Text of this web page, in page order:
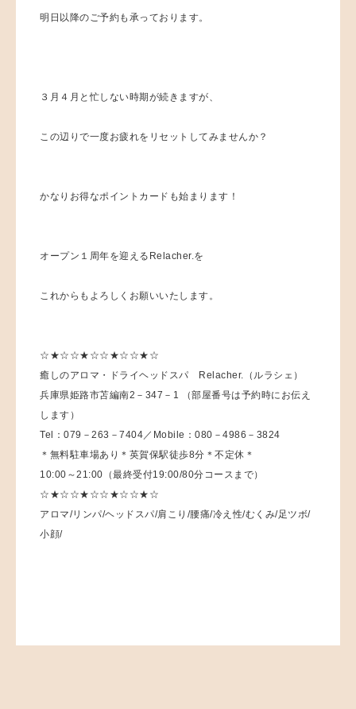
明日以降のご予約も承っております。
３月４月と忙しない時期が続きますが、
この辺りで一度お疲れをリセットしてみませんか？
かなりお得なポイントカードも始まります！
オープン１周年を迎えるRelacher.を
これからもよろしくお願いいたします。
☆★☆☆★☆☆★☆☆★☆
癒しのアロマ・ドライヘッドスパ Relacher.（ルラシェ）
兵庫県姫路市苫編南2－347－1 （部屋番号は予約時にお伝え
します）
Tel：079－263－7404／Mobile：080－4986－3824
＊無料駐車場あり＊英賀保駅徒歩8分＊不定休＊
10:00～21:00（最終受付19:00/80分コースまで）
☆★☆☆★☆☆★☆☆★☆
アロマ/リンパ/ヘッドスパ/肩こり/腰痛/冷え性/むくみ/足ツボ/
小顔/